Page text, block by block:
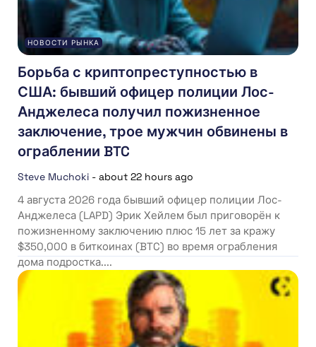
НОВОСТИ РЫНКА
Борьба с криптопреступностью в
США: бывший офицер полиции Лос-
Анджелеса получил пожизненное
заключение, трое мужчин обвинены в
ограблении BTC
Steve Muchoki - about 22 hours ago
4 августа 2026 года бывший офицер полиции Лос-
Анджелеса (LAPD) Эрик Хейлем был приговорён к
пожизненному заключению плюс 15 лет за кражу
$350,000 в биткоинах (BTC) во время ограбления
дома подростка....